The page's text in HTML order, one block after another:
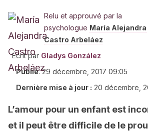
Relu et approuvé par la
psychologue María Alejandra
Castro Arbeláez
Écrit par Gladys González
Publié:29 décembre, 2017 09:05
Dernière mise à jour : 20 décembre,
L’amour pour un enfant est
et il peut être difficile de le